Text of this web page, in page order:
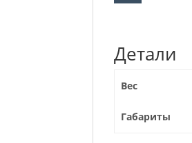
Детали
Вес
Габариты